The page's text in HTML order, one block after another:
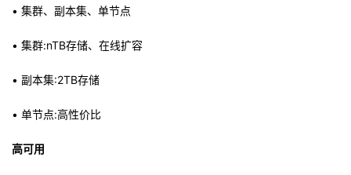
• 集群、副本集、单节点
• 集群:nTB存储、在线扩容
• 副本集:2TB存储
• 单节点:高性价比
高可用